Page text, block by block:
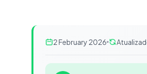
2 February 2026